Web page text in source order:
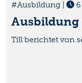
#Ausbildung |
Ausbildung
Till berichtet von